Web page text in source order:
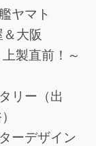
ヤマト
大阪
製直前！～
リー（出
ーデザイン